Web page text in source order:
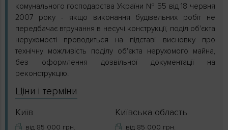
комунального господарства України № 55 від 18 червня
2007 року - якщо виконання будівельних робіт не
передбачає втручання в несучі конструкції, поділ об'єкта
нерухомості проводиться на підставі висновку про
технічну можливість поділу об'єкта нерухомого майна,
без оформлення дозвільної документації на
реконструкцію.
Ціни і терміни
Київ
від 85 000 грн.
Київська область
від 85 000 грн.